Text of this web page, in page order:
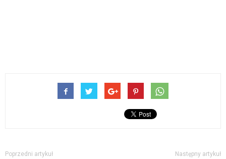
Poprzedni artykuł Następny artykuł